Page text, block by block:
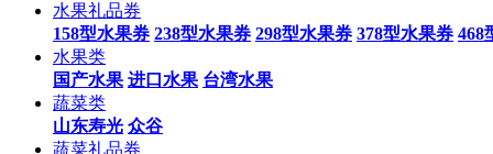
水果礼品券
158型水果券 238型水果券 298型水果券 378型水果券 468
水果类
国产水果 进口水果 台湾水果
蔬菜类
山东寿光 众谷
蔬菜礼品券